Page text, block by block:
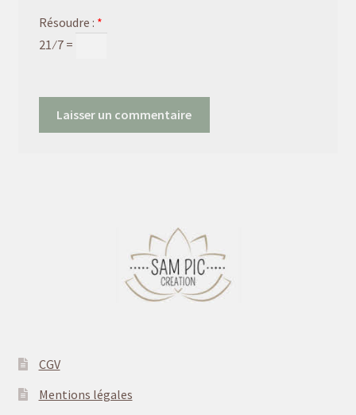
Résoudre : *
21 ⁄ 7 =
CGV
Mentions légales